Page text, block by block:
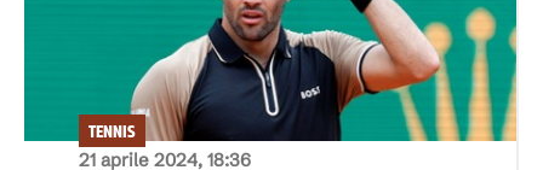
21 aprile 2024, 18:36
TENNIS